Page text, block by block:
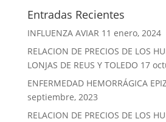
Entradas Recientes
INFLUENZA AVIAR 11 enero, 2024
RELACION DE PRECIOS DE LOS
LONJAS DE REUS Y TOLEDO 17
ENFERMEDAD HEMORRÁGICA
septiembre, 2023
RELACION DE PRECIOS DE LOS